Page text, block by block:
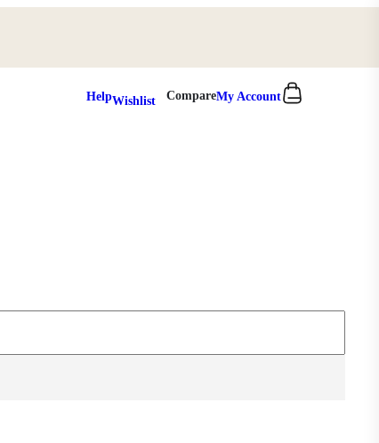
HelpWishlist 0CompareMy Account